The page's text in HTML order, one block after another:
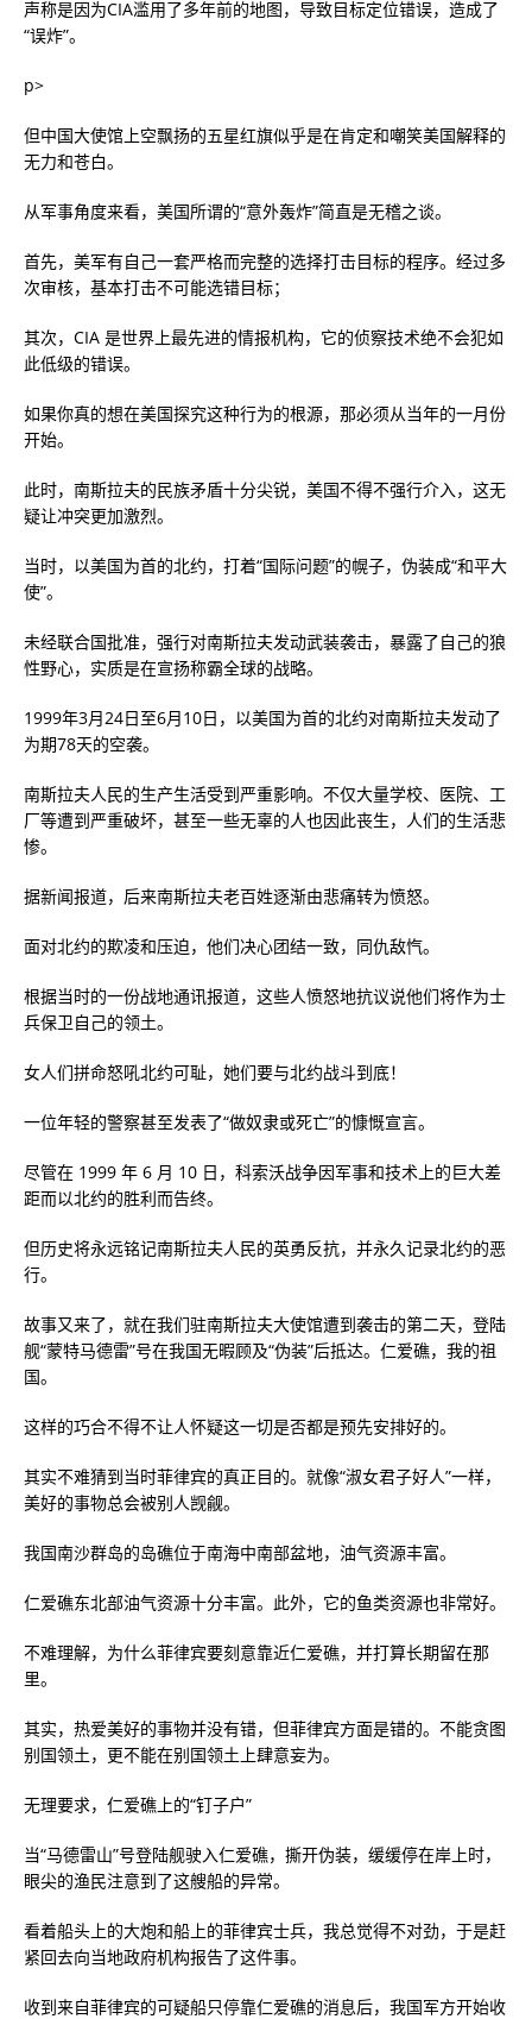
声称是因为CIA滥用了多年前的地图，导致目标定位错误，造成了
“误炸”。
p>
但中国大使馆上空飘扬的五星红旗似乎是在肯定和嘲笑美国解释的
无力和苍白。
从军事角度来看，美国所谓的“意外轰炸”简直是无稽之谈。
首先，美军有自己一套严格而完整的选择打击目标的程序。经过多
次审核，基本打击不可能选错目标；
其次，CIA 是世界上最先进的情报机构，它的侦察技术绝不会犯如
此低级的错误。
如果你真的想在美国探究这种行为的根源，那必须从当年的一月份
开始。
此时，南斯拉夫的民族矛盾十分尖锐，美国不得不强行介入，这无
疑让冲突更加激烈。
当时，以美国为首的北约，打着“国际问题”的幌子，伪装成“和平大
使”。
未经联合国批准，强行对南斯拉夫发动武装袭击，暴露了自己的狼
性野心，实质是在宣扬称霸全球的战略。
1999年3月24日至6月10日，以美国为首的北约对南斯拉夫发动了
为期78天的空袭。
南斯拉夫人民的生产生活受到严重影响。不仅大量学校、医院、工
厂等遭到严重破坏，甚至一些无辜的人也因此丧生，人们的生活悲
惨。
据新闻报道，后来南斯拉夫老百姓逐渐由悲痛转为愤怒。
面对北约的欺凌和压迫，他们决心团结一致，同仇敌忾。
根据当时的一份战地通讯报道，这些人愤怒地抗议说他们将作为士
兵保卫自己的领土。
女人们拼命怒吼北约可耻，她们要与北约战斗到底！
一位年轻的警察甚至发表了“做奴隶或死亡”的慷慨宣言。
尽管在 1999 年 6 月 10 日，科索沃战争因军事和技术上的巨大差
距而以北约的胜利而告终。
但历史将永远铭记南斯拉夫人民的英勇反抗，并永久记录北约的恶
行。
故事又来了，就在我们驻南斯拉夫大使馆遭到袭击的第二天，登陆
舰“蒙特马德雷”号在我国无暇顾及“伪装”后抵达。仁爱礁，我的祖
国。
这样的巧合不得不让人怀疑这一切是否都是预先安排好的。
其实不难猜到当时菲律宾的真正目的。就像“淑女君子好人”一样，
美好的事物总会被别人觊觎。
我国南沙群岛的岛礁位于南海中南部盆地，油气资源丰富。
仁爱礁东北部油气资源十分丰富。此外，它的鱼类资源也非常好。
不难理解，为什么菲律宾要刻意靠近仁爱礁，并打算长期留在那
里。
其实，热爱美好的事物并没有错，但菲律宾方面是错的。不能贪图
别国领土，更不能在别国领土上肆意妄为。
无理要求，仁爱礁上的“钉子户”
当“马德雷山”号登陆舰驶入仁爱礁，撕开伪装，缓缓停在岸上时，
眼尖的渔民注意到了这艘船的异常。
看着船头上的大炮和船上的菲律宾士兵，我总觉得不对劲，于是赶
紧回去向当地政府机构报告了这件事。
收到来自菲律宾的可疑船只停靠仁爱礁的消息后，我国军方开始收